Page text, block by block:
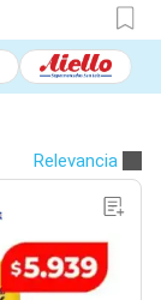
Relevancia